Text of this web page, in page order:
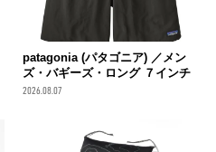
patagonia (パタゴニア) ／メン
ズ・バギーズ・ロング ７インチ
2026.08.07